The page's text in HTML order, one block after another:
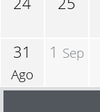
31
Ago
1 Sep